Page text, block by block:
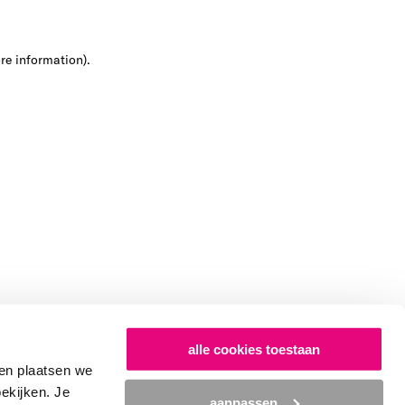
plaatsen we
Je
alle cookies toestaan
information).